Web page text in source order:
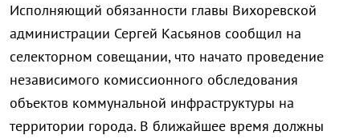
Исполняющий обязанности главы Вихоревской
администрации Сергей Касьянов сообщил на
селекторном совещании, что начато проведение
независимого комиссионного обследования
объектов коммунальной инфраструктуры на
территории города. В ближайшее время должны